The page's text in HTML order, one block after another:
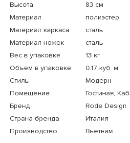
Высота
83 см
Материал
полиэстер
Материал каркаса
сталь
Материал ножек
сталь
Вес в упаковке
13 кг
Объем в упаковке
0.17 куб. м
Стиль
Модерн
Помещение
Гостиная,
Бренд
Rode Design
Страна бренда
Италия
Производство
Вьетнам